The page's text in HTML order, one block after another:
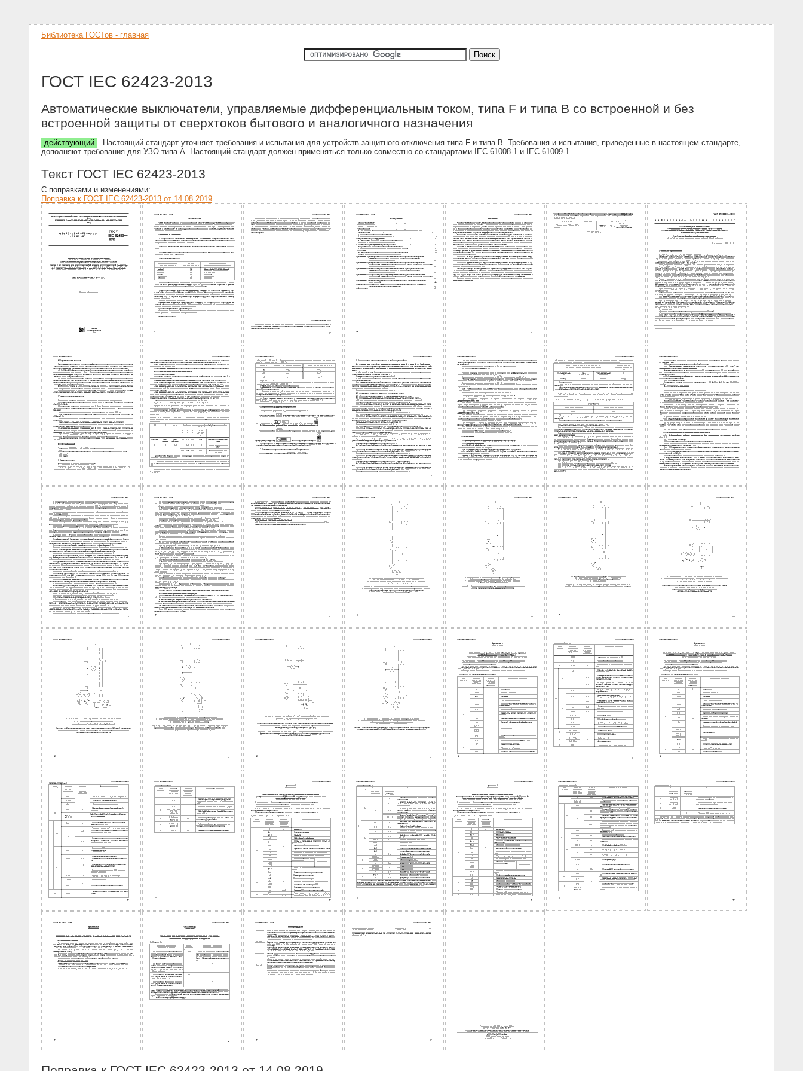
Библиотека ГОСТов - главная
ГОСТ IEC 62423-2013
Автоматические выключатели, управляемые дифференциальным током, типа F и типа В со встроенной и без
встроенной защиты от сверхтоков бытового и аналогичного назначения
действующий
Настоящий стандарт уточняет требования и испытания для устройств защитного отключения типа F и типа В. Требования и испытания, приведенные в настоящем стандарте,
дополняют требования для УЗО типа А. Настоящий стандарт должен применяться только совместно со стандартами IEC 61008-1 и IEC 61009-1
Текст ГОСТ IEC 62423-2013
С поправками и изменениями:
Поправка к ГОСТ IEC 62423-2013 от 14.08.2019